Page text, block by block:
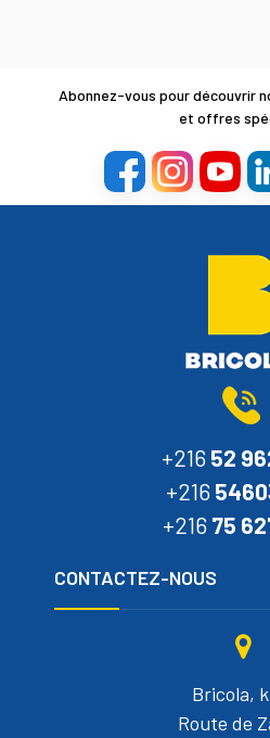
Abonnez-vous pour découvrir
et offres
+216 52
+216
+216 75
CONTACTEZ-NOUS
Bricola,
Route de